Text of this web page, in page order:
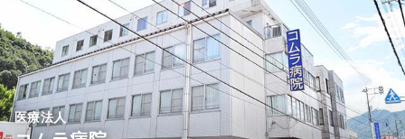
8:30～17:30
（休憩60分）
土日祝休み
年間休日125日 月給29万円以上可
気になる 詳細を見る
医療法人